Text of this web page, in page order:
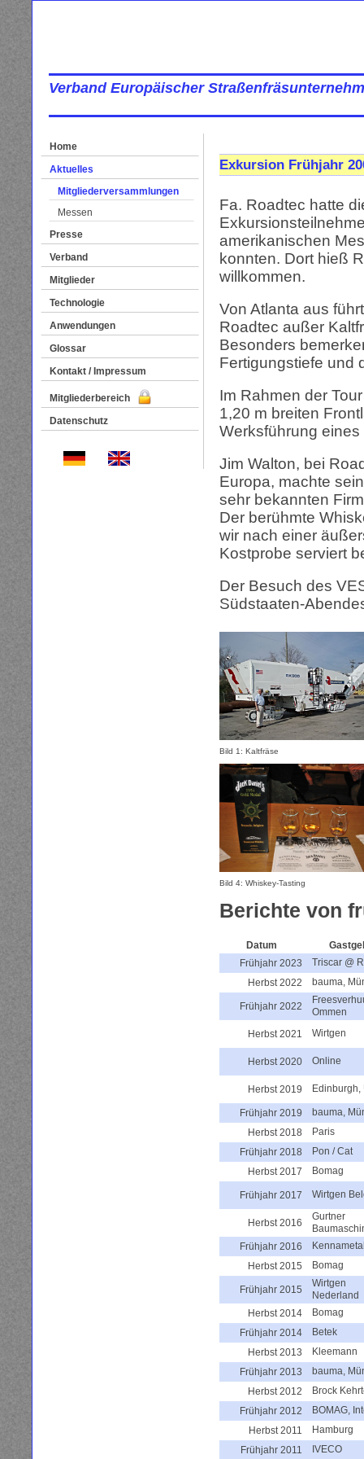
Verband Europäischer
Home
Aktuelles
Mitgliederversammlungen
Messen
Presse
Verband
Mitglieder
Technologie
Anwendungen
Glossar
Kontakt / Impressum
Mitgliederbereich
Datenschutz
Exkursion Frühjahr
Fa. Roadtec hatte
amerikanischen
konnten. Dort hieß
willkommen.
Von Atlanta aus
Roadtec außer
Besonders
Fertigungstiefe und
Im Rahmen der
1,20 m breiten
Werksführung
Jim Walton, bei
Europa, machte
sehr bekannten
Der berühmte
wir nach einer
Kostprobe serviert
Der Besuch des
Südstaaten-
Bild 1: Kaltfräse
Bild 4: Whiskey-Tasting
Berichte von
Datum
Frühjahr 2023
Triscar @
Herbst 2022
bauma,
Frühjahr 2022
Ommen
Herbst 2021
Wirtgen
Herbst 2020 Online
Herbst 2019 Edinburgh,
Frühjahr 2019
bauma,
Herbst 2018
Paris
Frühjahr 2018
Pon / Cat
Herbst 2017
Bomag
Frühjahr 2017 Wirtgen
Herbst 2016
Gurtner
Frühjahr 2016
Herbst 2015
Bomag
Frühjahr 2015
Wirtgen
Nederland
Herbst 2014
Bomag
Frühjahr 2014
Betek
Herbst 2013
Kleemann
Frühjahr 2013
bauma,
Herbst 2012
Brock
Frühjahr 2012
BOMAG,
Herbst 2011
Hamburg
Frühjahr 2011
IVECO